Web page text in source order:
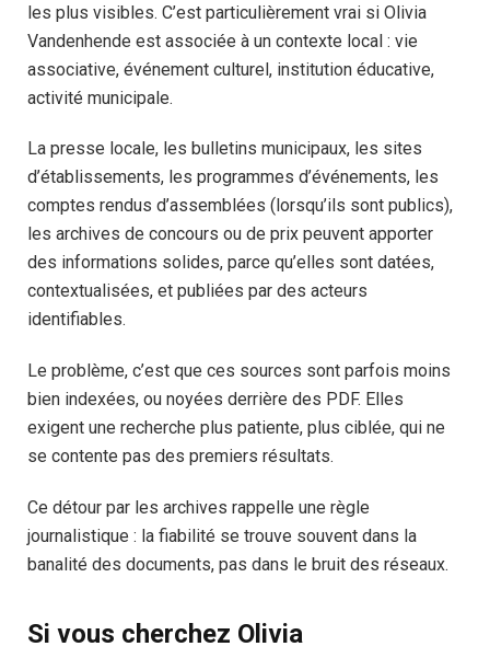
les plus visibles. C’est particulièrement vrai si Olivia
Vandenhende est associée à un contexte local : vie
associative, événement culturel, institution éducative,
activité municipale.
La presse locale, les bulletins municipaux, les sites
d’établissements, les programmes d’événements, les
comptes rendus d’assemblées (lorsqu’ils sont publics),
les archives de concours ou de prix peuvent apporter
des informations solides, parce qu’elles sont datées,
contextualisées, et publiées par des acteurs
identifiables.
Le problème, c’est que ces sources sont parfois moins
bien indexées, ou noyées derrière des PDF. Elles
exigent une recherche plus patiente, plus ciblée, qui ne
se contente pas des premiers résultats.
Ce détour par les archives rappelle une règle
journalistique : la fiabilité se trouve souvent dans la
banalité des documents, pas dans le bruit des réseaux.
Si vous cherchez Olivia